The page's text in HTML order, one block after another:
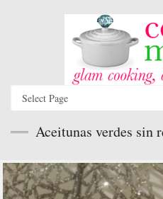
Aceitunas verdes sin